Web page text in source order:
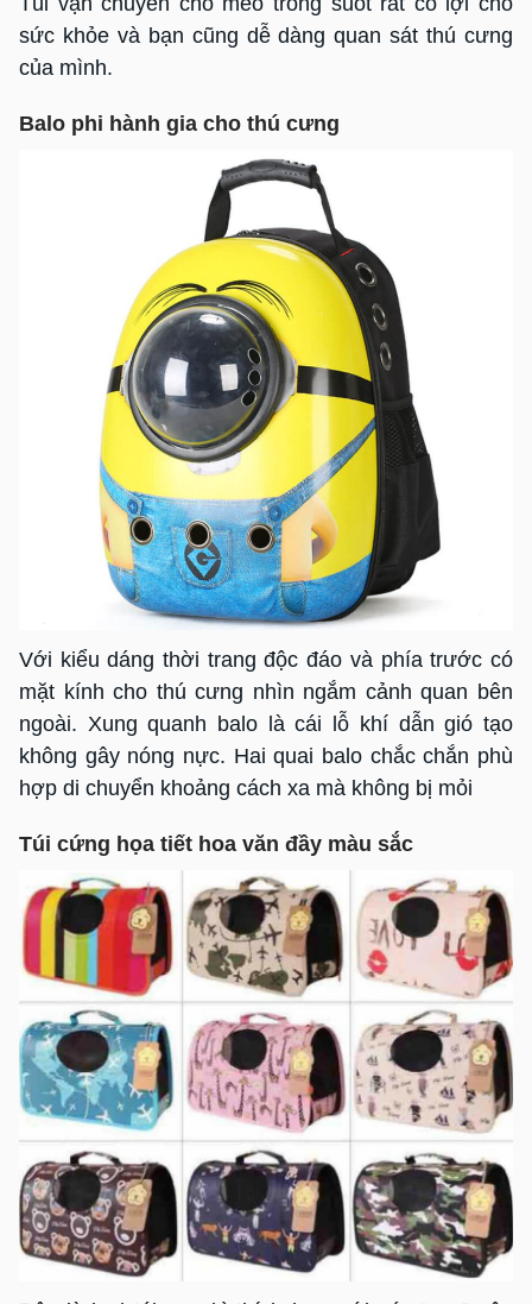
sức khỏe và bạn cũng dễ dàng quan sát thú cưng
của mình.
Balo phi hành gia cho thú cưng
Với kiểu dáng thời trang độc đáo và phía trước có
mặt kính cho thú cưng nhìn ngắm cảnh quan bên
ngoài. Xung quanh balo là cái lỗ khí dẫn gió tạo
không gây nóng nực. Hai quai balo chắc chắn phù
hợp di chuyển khoảng cách xa mà không bị mỏi
Túi cứng họa tiết hoa văn đầy màu sắc